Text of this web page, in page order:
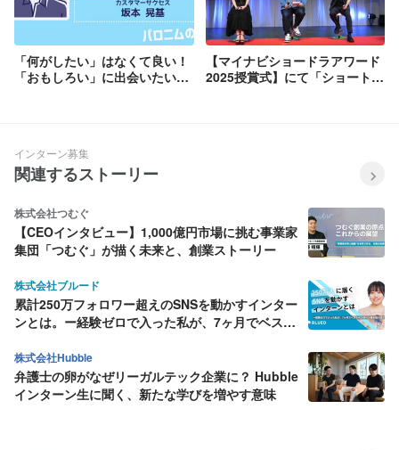
「何がしたい」はなくて良い！
「おもしろい」に出会いたい！
【マイナビショードラアワード
2025授賞式】にて「ショートド
インターン募集
関連するストーリー
株式会社つむぐ
【CEOインタビュー】1,000億円市場に挑む事業家
集団「つむぐ」が描く未来と、創業ストーリー
株式会社ブルード
累計250万フォロワー超えのSNSを動かすインター
ンとは。ー経験ゼロで入った私が、7ヶ月でベスト
株式会社Hubble
弁護士の卵がなぜリーガルテック企業に？ Hubble
インターン生に聞く、新たな学びを増やす意味